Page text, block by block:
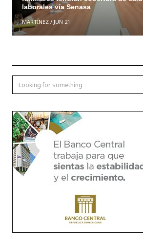
laborales vía Senasa
MARTÍNEZ/ JUN 21